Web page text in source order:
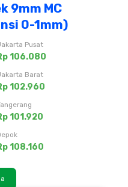
9mm MC
0-1mm)
Pusat
106.080
Barat
102.960
101.920
108.160